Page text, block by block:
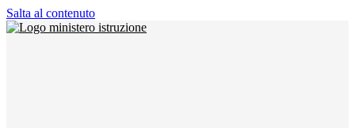
Salta al contenuto